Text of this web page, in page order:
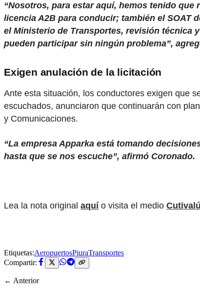
“Nosotros, para estar aquí, hemos tenido
licencia A2B para conducir; también el SOAT
el Ministerio de Transportes, revisión técnica
pueden participar sin ningún problema”,
Exigen anulación de la licitación
Ante esta situación, los conductores exigen que
escuchados, anunciaron que continuarán con
y Comunicaciones.
“La empresa Apparka está tomando
hasta que se nos escuche”, afirmó Coronado.
Lea la nota original aquí o visita el medio
Etiquetas:AeropuertosPiuraTransportes
Compartir:
← Anterior